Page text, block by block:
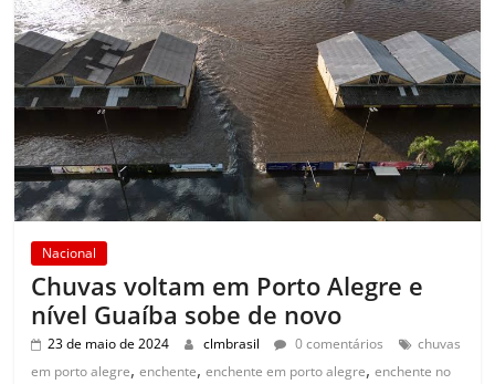
Nacional
Chuvas voltam em Porto Alegre e
nível Guaíba sobe de novo
23 de maio de 2024 clmbrasil 0 comentários
chuvas
em porto alegre,enchente,enchente em porto alegre,enchente no